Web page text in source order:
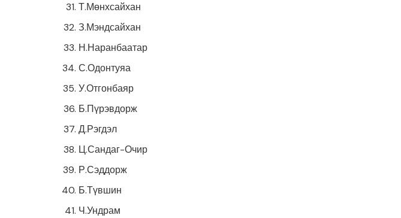
Т.Мөнхсайхан
З.Мэндсайхан
Н.Наранбаатар
С.Одонтуяа
У.Отгонбаяр
Б.Пүрэвдорж
Д.Рэгдэл
Ц.Сандаг-Очир
Р.Сэддорж
Б.Түвшин
Ч.Ундрам